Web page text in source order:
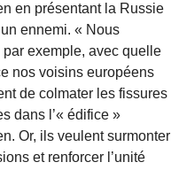
en présentant la Russie
ennemi. « Nous
par exemple, avec quelle
nos voisins européens
de colmater les fissures
dans l’« édifice »
Or, ils veulent surmonter
et renforcer l’unité